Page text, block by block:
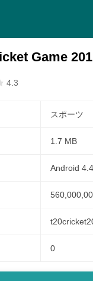
Game
4.3
スポーツ
1.7 MB
Android
0